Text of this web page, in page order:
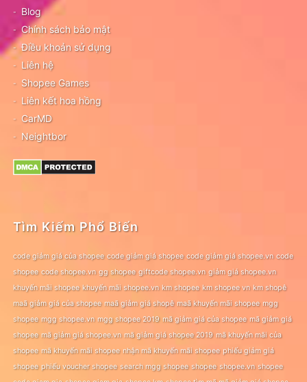
Blog
Chính sách bảo mật
Điều khoản sử dụng
Liên hệ
Shopee Games
Liên kết hoa hồng
CarMD
Neightbor
Tìm Kiếm Phổ Biến
code giảm giá của shopee code giảm giá shopee code giảm giá shopee.vn code
shopee code shopee.vn gg shopee giftcode shopee.vn giảm giá shopee.vn
khuyến mãi shopee khuyến mãi shopee.vn km shopee km shopee vn km shopê
maã giảm giá của shopee maã giảm giá shopê maã khuyến mãi shopee mgg
shopee mgg shopee.vn mgg shopee 2019 mã giảm giá của shopee mã giảm giá
shopee mã giảm giá shopee.vn mã giảm giá shopee 2019 mã khuyến mãi của
shopee mã khuyến mãi shopee nhận mã khuyến mãi shopee phiếu giảm giá
shopee phiếu voucher shopee search mgg shopee shopee shopee.vn shopee